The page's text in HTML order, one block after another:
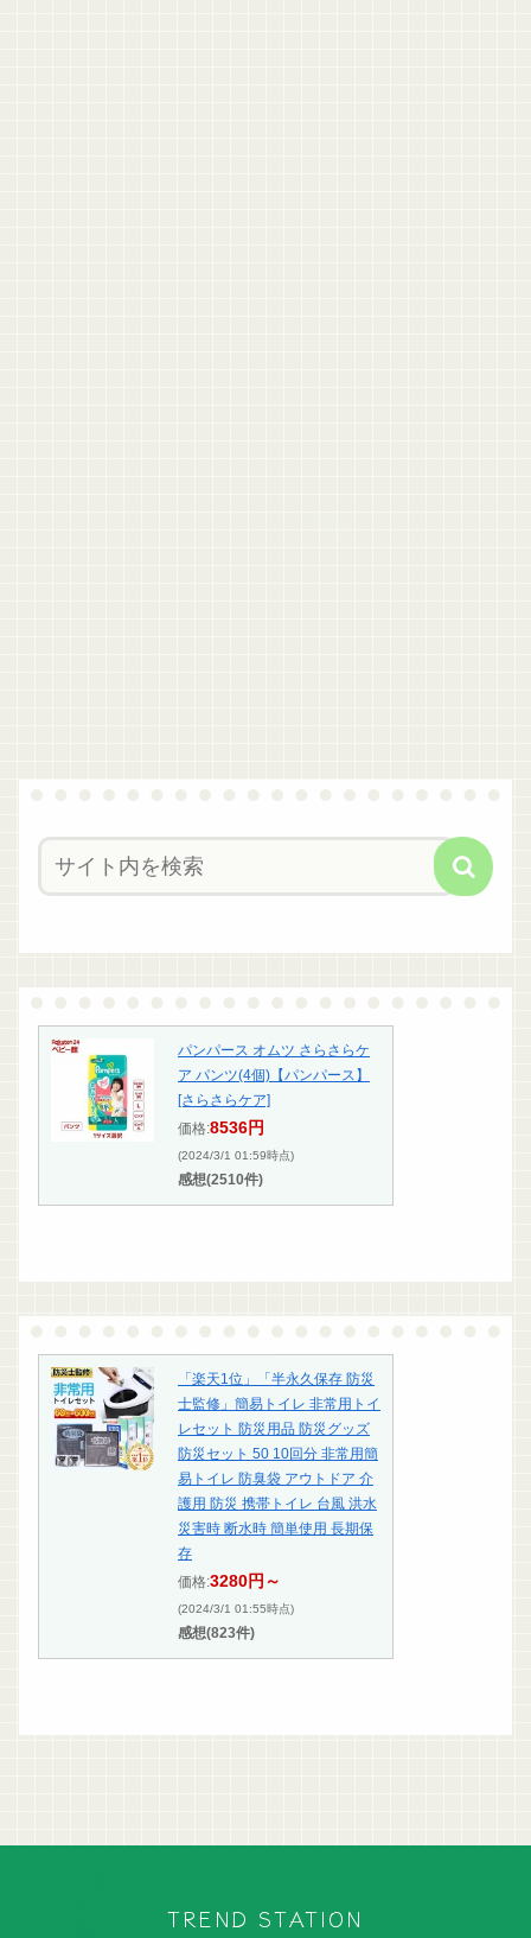
パンパース オムツ さらさらケ
ア パンツ(4個)【パンパース】
[さらさらケア]
価格:8536円
(2024/3/1 01:59時点)
感想(2510件)
「楽天1位」「半永久保存 防災
士監修」簡易トイレ 非常用トイ
レセット 防災用品 防災グッズ
防災セット 50 10回分 非常用簡
易トイレ 防臭袋 アウトドア 介
護用 防災 携帯トイレ 台風 洪水
災害時 断水時 簡単使用 長期保
存
価格:3280円～
(2024/3/1 01:55時点)
感想(823件)
TREND STATION